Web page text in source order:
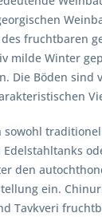
fruchtbaren
milde Winter
Die Böden
den
ein.
Tavkveri